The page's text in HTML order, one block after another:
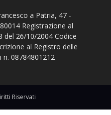
a Patria, 47 -
Registrazione al
del 26/10/2004 Codice
al Registro delle
n. 08784801212
Riservati